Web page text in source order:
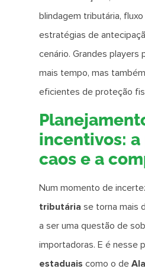
blindagem tributária,
estratégias de
cenário. Grandes
mais tempo, mas
eficientes de proteção
incentivos:
caos e a
Num momento de
tributária se torna mais
a ser uma questão de
importadoras. E é nesse
estaduais como o de